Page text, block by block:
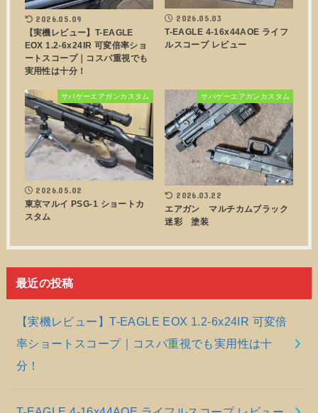
2026.05.09
【実機レビュー】T-EAGLE
EOX 1.2-6x24IR 可変倍率ショ
ートスコープ｜コスパ重視でも
実用性は十分！
2026.05.03
T-EAGLE 4-16x44AOE ライフ
ルスコープ レビュー
サバゲーエアガンカスタム
2026.05.02
東京マルイ PSG-1 ショートカ
スタム
サバゲーエアガンカスタム
2026.03.22
エアガン マルチカムブラック
迷彩 塗装
最近の投稿
【実機レビュー】T-EAGLE EOX 1.2-6x24IR 可変倍
率ショートスコープ｜コスパ重視でも実用性は十
分！